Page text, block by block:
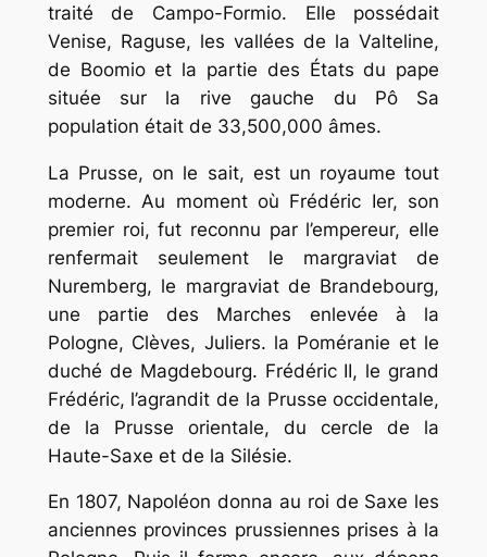
traité de Campo-Formio. Elle possédait
Venise, Raguse, les vallées de la Valteline,
de Boomio et la partie des États du pape
située sur la rive gauche du Pô Sa
population était de 33,500,000 âmes.
La Prusse, on le sait, est un royaume tout
moderne. Au moment où Frédéric Ier, son
premier roi, fut reconnu par l’empereur, elle
renfermait seulement le margraviat de
Nuremberg, le margraviat de Brandebourg,
une partie des Marches enlevée à la
Pologne, Clèves, Juliers. la Poméranie et le
duché de Magdebourg. Frédéric II, le grand
Frédéric, l’agrandit de la Prusse occidentale,
de la Prusse orientale, du cercle de la
Haute-Saxe et de la Silésie.
En 1807, Napoléon donna au roi de Saxe les
anciennes provinces prussiennes prises à la